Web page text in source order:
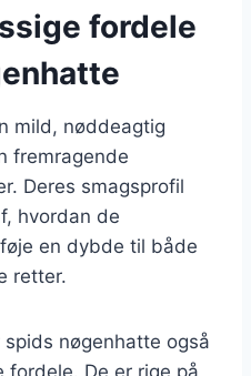
fordele
mild, nøddeagtig
fremragende
Deres smagsprofil
hvordan de
en dybde til både
retter.
nøgenhatte også
De er rige på